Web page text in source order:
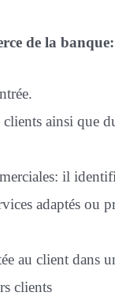
de la banque:
ainsi que
il
adaptés ou
au client dans
clients